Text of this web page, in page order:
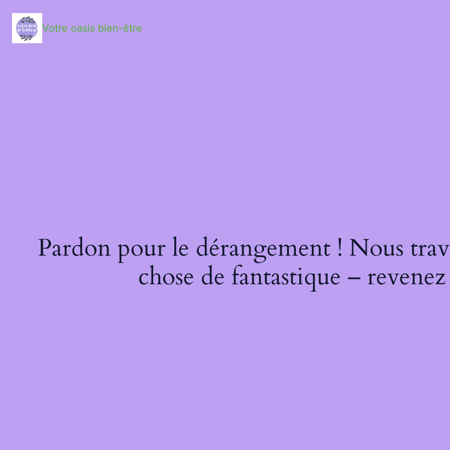
Votre oasis bien-être
Pardon pour le dérangement ! Nous
chose de fantastique –